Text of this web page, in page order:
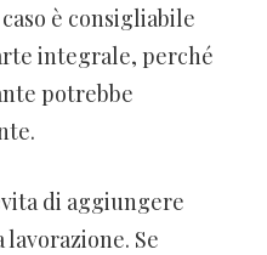
è consigliabile
integrale, perché
potrebbe
di aggiungere
Se